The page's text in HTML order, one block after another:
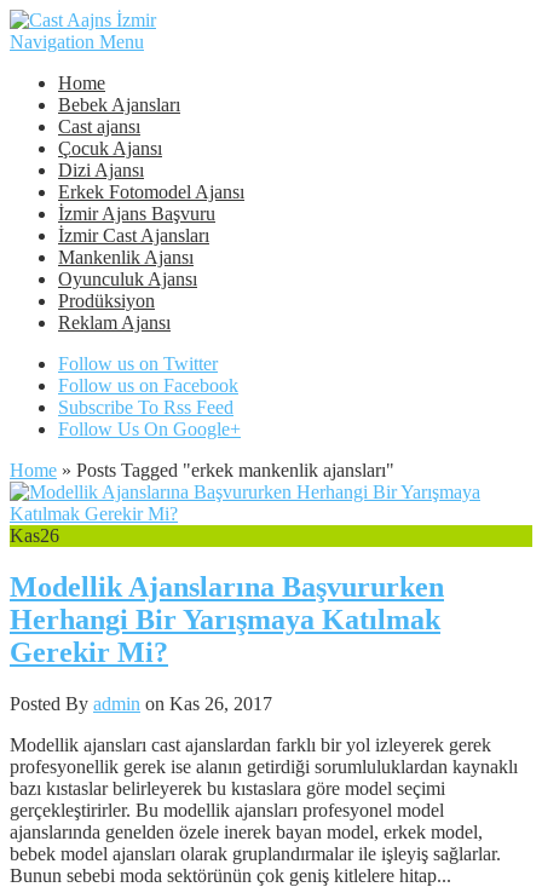
Navigation Menu
Home
Bebek Ajansları
Cast ajansı
Çocuk Ajansı
Dizi Ajansı
Erkek Fotomodel Ajansı
İzmir Ajans Başvuru
İzmir Cast Ajansları
Mankenlik Ajansı
Oyunculuk Ajansı
Prodüksiyon
Reklam Ajansı
Follow us on Twitter
Follow us on Facebook
Subscribe To Rss Feed
Follow Us On Google+
Home » Posts Tagged "erkek mankenlik ajansları"
Kas26
Modellik Ajanslarına Başvururken
Herhangi Bir Yarışmaya Katılmak
Gerekir Mi?
Posted By admin on Kas 26, 2017
Modellik ajansları cast ajanslardan farklı bir yol izleyerek gerek
profesyonellik gerek ise alanın getirdiği sorumluluklardan kaynaklı
bazı kıstaslar belirleyerek bu kıstaslara göre model seçimi
gerçekleştirirler. Bu modellik ajansları profesyonel model
ajanslarında genelden özele inerek bayan model, erkek model,
bebek model ajansları olarak gruplandırmalar ile işleyiş sağlarlar.
Bunun sebebi moda sektörünün çok geniş kitlelere hitap...